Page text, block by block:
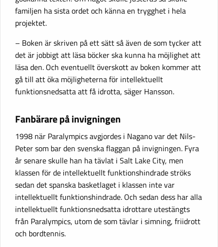
familjen ha sista ordet och känna en trygghet i hela
projektet.
– Boken är skriven på ett sätt så även de som tycker att
det är jobbigt att läsa böcker ska kunna ha möjlighet att
läsa den. Och eventuellt överskott av boken kommer att
gå till att öka möjligheterna för intellektuellt
funktionsnedsatta att få idrotta, säger Hansson.
Fanbärare på invigningen
1998 när Paralympics avgjordes i Nagano var det Nils-
Peter som bar den svenska flaggan på invigningen. Fyra
år senare skulle han ha tävlat i Salt Lake City, men
klassen för de intellektuellt funktionshindrade ströks
sedan det spanska basketlaget i klassen inte var
intellektuellt funktionshindrade. Och sedan dess har alla
intellektuellt funktionsnedsatta idrottare utestängts
från Paralympics, utom de som tävlar i simning, friidrott
och bordtennis.